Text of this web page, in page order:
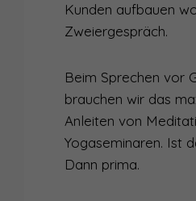
Kunden aufbauen
Zweiergespräch.
Beim Sprechen vor
brauchen wir das
Anleiten von
Yogaseminaren. Ist
Dann prima.